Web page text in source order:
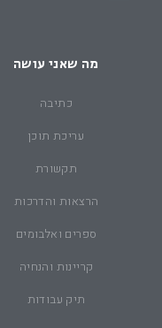
מה שאני עושה
כתיבה
עריכת תוכן
תקשורת
הרצאות והדרכות
ספרים ואלבומים
קריינות והנחיה
תיק עבודות